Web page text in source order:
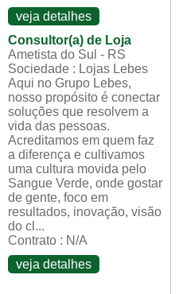
veja detalhes
Consultor(a) de Loja
Ametista do Sul - RS
Sociedade : Lojas Lebes
Aqui no Grupo Lebes,
nosso propósito é conectar
soluções que resolvem a
vida das pessoas.
Acreditamos em quem faz
a diferença e cultivamos
uma cultura movida pelo
Sangue Verde, onde gostar
de gente, foco em
resultados, inovação, visão
do cl...
Contrato : N/A
veja detalhes